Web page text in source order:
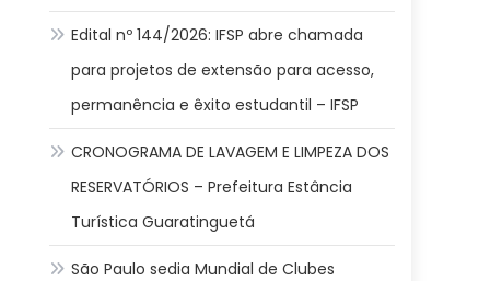
Edital nº 144/2026: IFSP abre chamada
para projetos de extensão para acesso,
permanência e êxito estudantil – IFSP
CRONOGRAMA DE LAVAGEM E LIMPEZA DOS
RESERVATÓRIOS – Prefeitura Estância
Turística Guaratinguetá
São Paulo sedia Mundial de Clubes